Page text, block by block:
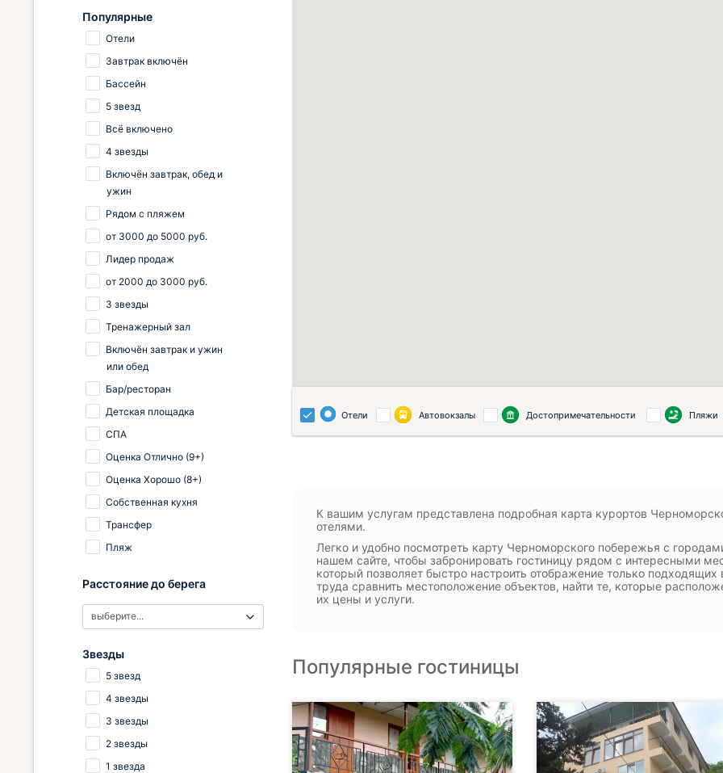
Отели Автовокзалы Достопримечательности Пляжи
К вашим услугам представлена подробная карта курортов
отелями.
Легко и удобно посмотреть карту Черноморского побережья с
нашем сайте, чтобы забронировать гостиницу рядом с интересными
который позволяет быстро настроить отображение только
труда сравнить местоположение объектов, найти те, которые
их цены и услуги.
Популярные гостиницы
Популярные
Отели
Завтрак включён
Бассейн
5 звезд
Всё включено
4 звезды
Включён завтрак, обед и
ужин
Рядом с пляжем
от 3000 до 5000 руб.
Лидер продаж
от 2000 до 3000 руб.
3 звезды
Тренажерный зал
Включён завтрак и ужин
или обед
Бар/ресторан
Детская площадка
СПА
Оценка Отлично (9+)
Оценка Хорошо (8+)
Собственная кухня
Трансфер
Пляж
Расстояние до берега
выберите...
Звезды
5 звезд
4 звезды
3 звезды
2 звезды
1 звезда